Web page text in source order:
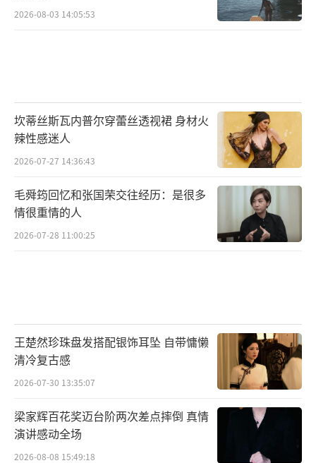
2026-08-03 14:05:53
坎蒂丝斯瓦内普尔穿蕾丝透视裙 身材火
辣性感迷人
2026-07-27 14:36:43
毛舜筠回忆和张国荣交往经历：是很多
情很重情的人
2026-07-28 11:00:25
王楚然珍珠盘发搭配银饰耳坠 自带慵懒
清冷复古感
2026-07-30 13:35:07
梁家辉百花奖迈台阶两次差点摔倒 真情
演讲感动全场
2026-08-08 15:49:18